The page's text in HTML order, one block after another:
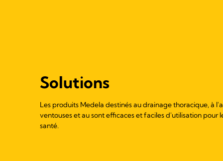
Solutions
Les produits Medela destinés au drainage thoracique, à
ventouses et au sont efficaces et faciles d'utilisation pour
santé.